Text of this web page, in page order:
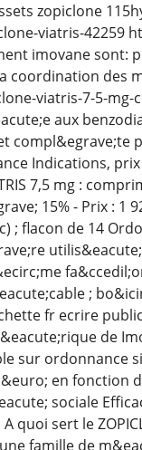
zopiclone
viatris-42259
imovane sont:
coordination des
viatris-7-5-
aux
compl&egrave;te
Indications,
7,5 mg :
15% - Prix : 1
; flacon de 14
;
fr ecrire
de
sur ordonnance
en fonction
sociale
sert le
une famille de